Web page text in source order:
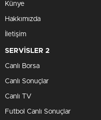
Künye
Hakkımızda
İletişim
SERVİSLER 2
Canlı Borsa
Canlı Sonuçlar
Canlı TV
Futbol Canlı Sonuçlar